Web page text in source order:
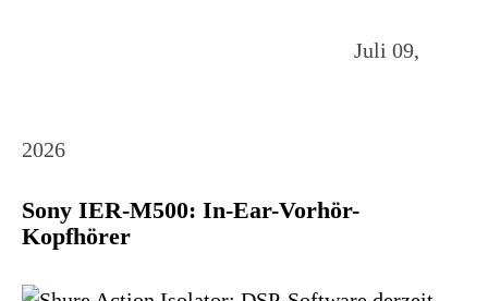
Juli 09,
2026
Sony IER-M500: In-Ear-Vorhör-
Kopfhörer